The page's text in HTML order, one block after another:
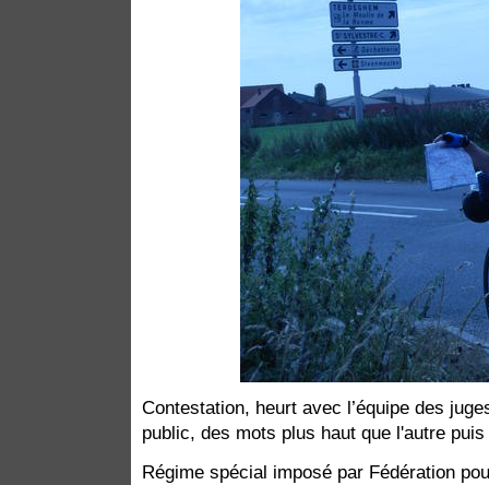
Contestation, heurt avec l’équipe des
public, des mots plus haut que l'autre
Régime spécial imposé par Fédération